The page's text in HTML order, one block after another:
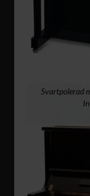
Svartpolerad